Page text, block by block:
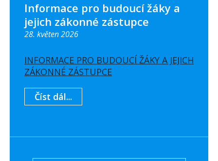
Informace pro budoucí žáky a
jejich zákonné zástupce
28. květen 2026
INFORMACE PRO BUDOUCÍ ŽÁKY A JEJICH
ZÁKONNÉ ZÁSTUPCE
Číst dál...